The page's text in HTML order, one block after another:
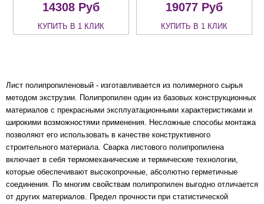
14308Руб
КУПИТЬ В 1 КЛИК
19077Руб
КУПИТЬ В 1 КЛИК
Лист полипропиленовый - изготавливается из полимерного сырья
методом экструзии. Полипропилен один из базовых конструкционных
материалов с прекрасными эксплуатационными характеристиками и
широкими возможностями применения. Несложные способы монтажа
позволяют его использовать в качестве конструктивного
строительного материала. Сварка листового полипропилена
включает в себя термомеханические и термические технологии,
которые обеспечивают высокопрочные, абсолютно герметичные
соединения. По многим свойствам полипропилен выгодно отличается
от других материалов. Предел прочности при статистической